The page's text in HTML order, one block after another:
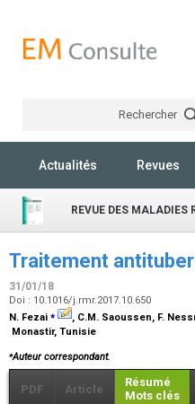
Rechercher
Actualités Revues
REVUE DES MALADIES
Traitement
31/01/18
Doi : 10.1016/j.rmr.2017.10.650
N. Fezai ⁎
, C.M. Saoussen, F.
Monastir, Tunisie
⁎Auteur correspondant.
PDF Article
Résumé
Mots clés